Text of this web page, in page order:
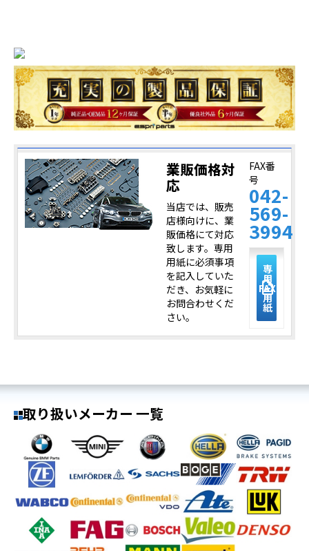
業販価格対
応
当店では、販売
店様向けに、業
販価格にて対応
致します。専用
用紙に必須事項
を記入していた
だき、お気軽に
お問合わせくだ
さい。
FAX番
号
042-
569-
3994
description
専
用
FAX
用
紙
取り扱いメーカー 一覧